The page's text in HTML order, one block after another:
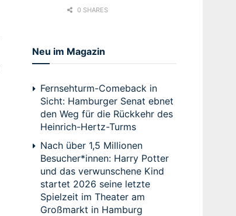
0 SHARES
Neu im Magazin
Fernsehturm-Comeback in
Sicht: Hamburger Senat ebnet
den Weg für die Rückkehr des
Heinrich-Hertz-Turms
Nach über 1,5 Millionen
Besucher*innen: Harry Potter
und das verwunschene Kind
startet 2026 seine letzte
Spielzeit im Theater am
Großmarkt in Hamburg